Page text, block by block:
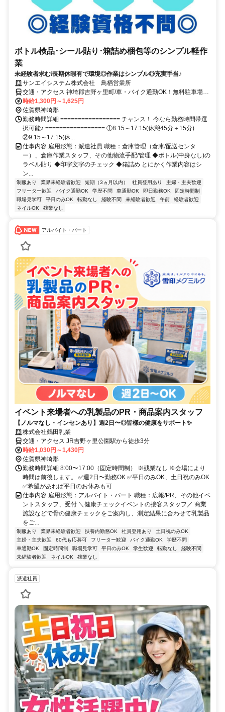
ボトル検品･シール貼り･箱詰め梱包等のシンプル軽作
業
未経験者求む❕長期休暇有で環境◎作業はシンプル◎充実手当♪
サンエイシステム株式会社 鳥栖営業所
交通・アクセス 神埼郡吉野ヶ里町/車・バイク通勤OK！無料駐車場完
備✨
時給1,300円～1,625円
佐賀県神埼郡
勤務時間詳細 ================= チャンス！ 今なら勤務時間帯選
択可能♪ ================= ①8:15～17:15(休憩45分＋15分)
②9:15～17:15(休...
仕事内容 雇用形態：派遣社員 職種：倉庫管理（倉庫/配送センタ
ー）、倉庫作業スタッフ、その他物流手配/管理 ◆ボトル(中身なし)の
ラベル貼り ◆印字文字のチェック ◆箱詰め とにかく作業内容はシ
ン...
制服あり 業界未経験者歓迎 短期（3ヵ月以内） 社員登用あり
主婦・主夫歓迎
フリーター歓迎
バイク通勤OK 学歴不問 車通勤OK 即日勤務OK
固定時間制
職場見学可
平日のみOK 転勤なし 経験不問 未経験者歓迎 午前
経験者歓迎
ネイルOK
残業なし
アルバイト・パート
イベント来場者への乳製品のPR・商品案内スタッフ
【ノルマなし・インセンあり】週2日〜◎皆様の健康をサポート✨
株式会社鶴田乳業
交通・アクセス JR吉野ヶ里公園駅から徒歩3分
時給1,030円～1,430円
佐賀県神埼郡
勤務時間詳細 8:00〜17:00（固定時間制） ※残業なし ※会場により
時間は前後します。 ✅週2日〜勤務OK ✅平日のみOK、土日祝のみOK
✅希望があれば平日のお休みも可
仕事内容 雇用形態：アルバイト・パート 職種：広報/PR、その他イベ
ントスタッフ、受付 ＼健康チェックイベントの接客スタッフ／ 商業
施設などで骨の健康チェックをご案内し、測定結果に合わせて乳製品
をご...
制服あり 業界未経験者歓迎 扶養内勤務OK 社員登用あり
土日祝のみOK
主婦・主夫歓迎
60代も応募可 フリーター歓迎 バイク通勤OK
学歴不問
車通勤OK
固定時間制 職場見学可 平日のみOK 学生歓迎 転勤なし
経験不問
未経験者歓迎
ネイルOK 残業なし
派遣社員